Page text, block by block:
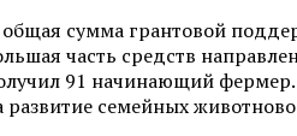
сумма грантовой
часть средств
91 начинающий
развитие семейных